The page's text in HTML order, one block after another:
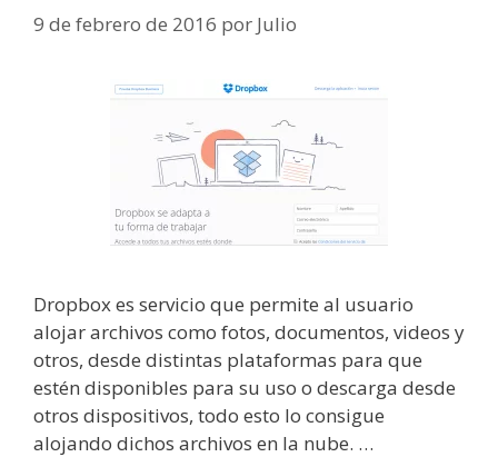
9 de febrero de 2016 por Julio
Dropbox es servicio que permite al usuario
alojar archivos como fotos, documentos, videos y
otros, desde distintas plataformas para que
estén disponibles para su uso o descarga desde
otros dispositivos, todo esto lo consigue
alojando dichos archivos en la nube. …